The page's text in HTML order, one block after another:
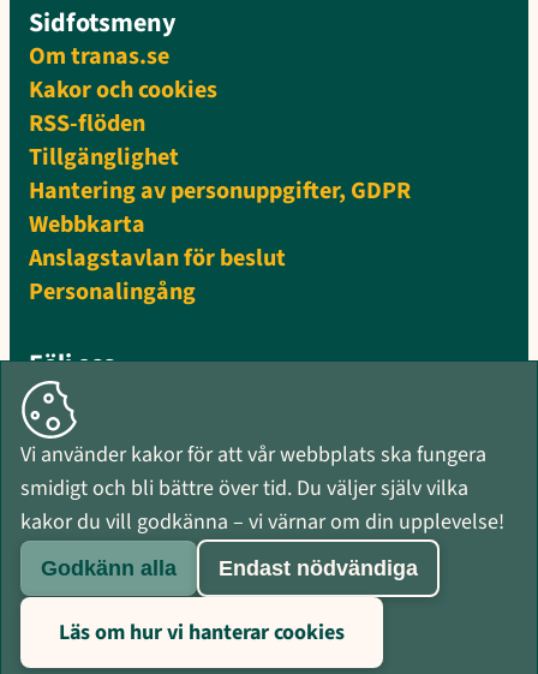
Sidfotsmeny
Om tranas.se
Kakor och cookies
RSS-flöden
Tillgänglighet
Hantering av personuppgifter, GDPR
Webbkarta
Anslagstavlan för beslut
Personalingång
Följ oss
Facebook
Instagram
Mynewsdesk
RSS-flöden
Vi använder kakor för att vår webbplats ska fungera
smidigt och bli bättre över tid. Du väljer själv vilka
kakor du vill godkänna – vi värnar om din upplevelse!
Godkänn alla Endast nödvändiga
Läs om hur vi hanterar cookies